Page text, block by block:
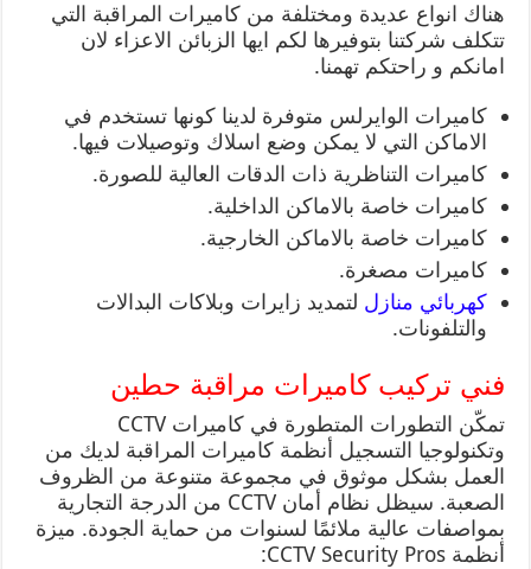
هناك انواع عديدة ومختلفة من كاميرات المراقبة التي
تتكلف شركتنا بتوفيرها لكم ايها الزبائن الاعزاء لان
امانكم و راحتكم تهمنا.
كاميرات الوايرلس متوفرة لدينا كونها تستخدم في
الاماكن التي لا يمكن وضع اسلاك وتوصيلات فيها.
كاميرات التناظرية ذات الدقات العالية للصورة.
كاميرات خاصة بالاماكن الداخلية.
كاميرات خاصة بالاماكن الخارجية.
كاميرات مصغرة.
كهربائي منازل لتمديد زايرات وبلاكات البدالات
والتلفونات.
فني تركيب كاميرات مراقبة حطين
تمكّن التطورات المتطورة في كاميرات CCTV
وتكنولوجيا التسجيل أنظمة كاميرات المراقبة لديك من
العمل بشكل موثوق في مجموعة متنوعة من الظروف
الصعبة. سيظل نظام أمان CCTV من الدرجة التجارية
بمواصفات عالية ملائمًا لسنوات من حماية الجودة. ميزة
أنظمة CCTV Security Pros: